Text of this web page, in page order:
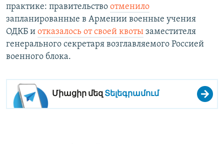
практике: правительство отменило
запланированные в Армении военные учения
ОДКБ и отказалось от своей квоты заместителя
генерального секретаря возглавляемого Россией
военного блока.
Միացիր մեզ Տելեգրամում